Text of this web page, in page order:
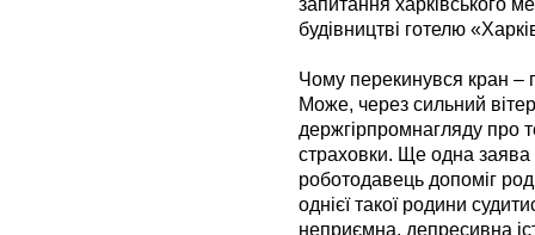
будівництві готелю
Чому перекинувся кран –
Може, через сильний
держгірпромнагляду про
страховки. Ще одна
роботодавець допоміг
однієї такої родини
неприємна, депресивна